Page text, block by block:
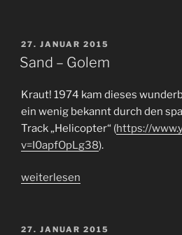
Hazlewood“
VERÖFFENTLICHT
AM
27. JANUAR 2015
Sand – Golem
Kraut! 1974 kam dieses
ein wenig bekannt durch den
Track „Helicopter“ (https://
v=I0apfOpLg38).
„Sand
weiterlesen
VERÖFFENTLICHT
27. JANUAR 2015